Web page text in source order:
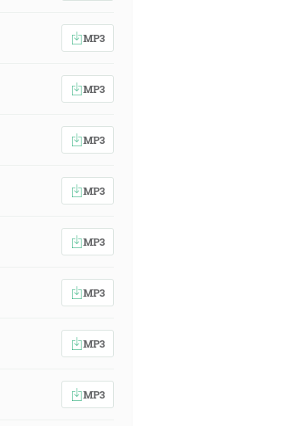
MP3
MP3
MP3
MP3
MP3
MP3
MP3
MP3